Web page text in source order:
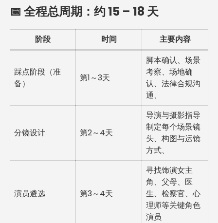
📅 全程总周期：约15 – 18 天
阶段 时间 主要内容
踩点阶段（准
备）
第1～3天
脚本确认、场景
考察、场地确
认、法律合规沟
通、
分镜设计 第2～4天
导演与摄影指导
制定每个场景镜
头、构图与运镜
方式、
演员遴选 第3～4天
寻找饰演女主
角、父母、医
生、检察官、心
理师等关键角色
演员